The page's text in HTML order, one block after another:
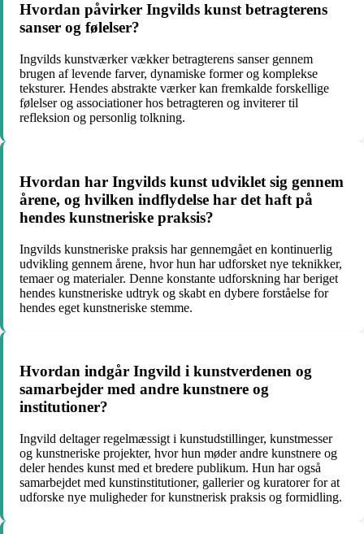
Hvordan påvirker Ingvilds kunst betragterens
sanser og følelser?
Ingvilds kunstværker vækker betragterens sanser gennem
brugen af levende farver, dynamiske former og komplekse
teksturer. Hendes abstrakte værker kan fremkalde forskellige
følelser og associationer hos betragteren og inviterer til
refleksion og personlig tolkning.
Hvordan har Ingvilds kunst udviklet sig gennem
årene, og hvilken indflydelse har det haft på
hendes kunstneriske praksis?
Ingvilds kunstneriske praksis har gennemgået en kontinuerlig
udvikling gennem årene, hvor hun har udforsket nye teknikker,
temaer og materialer. Denne konstante udforskning har beriget
hendes kunstneriske udtryk og skabt en dybere forståelse for
hendes eget kunstneriske stemme.
Hvordan indgår Ingvild i kunstverdenen og
samarbejder med andre kunstnere og
institutioner?
Ingvild deltager regelmæssigt i kunstudstillinger, kunstmesser
og kunstneriske projekter, hvor hun møder andre kunstnere og
deler hendes kunst med et bredere publikum. Hun har også
samarbejdet med kunstinstitutioner, gallerier og kuratorer for at
udforske nye muligheder for kunstnerisk praksis og formidling.